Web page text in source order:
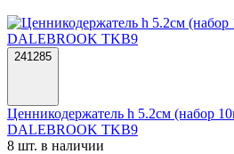
241285
Ценникодержатель h 5.2см (набор
DALEBROOK TKB9
8 шт. в наличии